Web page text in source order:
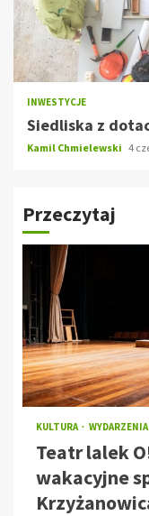
INWESTYCJE
Siedliska z
Kamil Chmielewski 4
Przeczytaj
KULTURA WYDARZENIA
Teatr lalek
wakacyjne